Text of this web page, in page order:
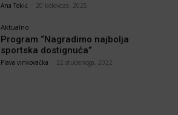
Ana Tokić 20 kolovoza, 2025
Aktualno
Program “Nagradimo najbolja
sportska dostignuća”
Plava vinkovačka 22 studenoga, 2022